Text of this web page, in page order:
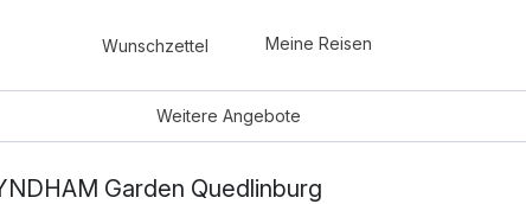
Wunschzettel Meine Reisen
WeitereAngebote
Garden Quedlinburg